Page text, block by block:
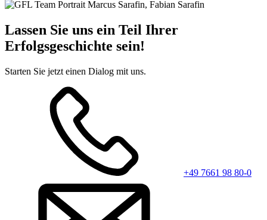
Lassen Sie uns ein Teil Ihrer
Erfolgsgeschichte sein!
Starten Sie jetzt einen Dialog mit uns.
+49 7661 98 80-0